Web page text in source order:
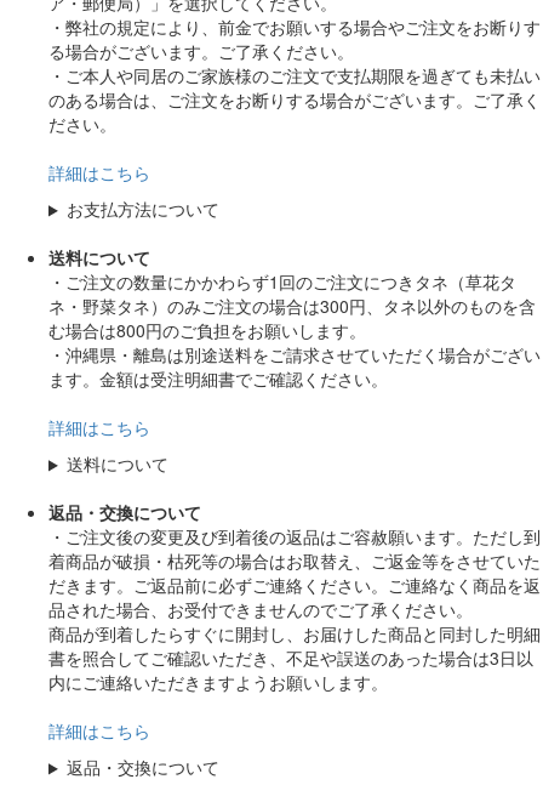
・弊社の規定により、前金でお願いする場合やご注文をお断りす
る場合がございます。ご了承ください。
・ご本人や同居のご家族様のご注文で支払期限を過ぎても未払い
のある場合は、ご注文をお断りする場合がございます。ご了承く
ださい。
詳細はこちら
お支払方法について
送料について
・ご注文の数量にかかわらず1回のご注文につきタネ（草花タ
ネ・野菜タネ）のみご注文の場合は300円、タネ以外のものを含
む場合は800円のご負担をお願いします。
・沖縄県・離島は別途送料をご請求させていただく場合がござい
ます。金額は受注明細書でご確認ください。
詳細はこちら
送料について
返品・交換について
・ご注文後の変更及び到着後の返品はご容赦願います。ただし到
着商品が破損・枯死等の場合はお取替え、ご返金等をさせていた
だきます。ご返品前に必ずご連絡ください。ご連絡なく商品を返
品された場合、お受付できませんのでご了承ください。
商品が到着したらすぐに開封し、お届けした商品と同封した明細
書を照合してご確認いただき、不足や誤送のあった場合は3日以
内にご連絡いただきますようお願いします。
詳細はこちら
返品・交換について